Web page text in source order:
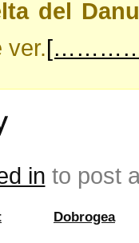
del
ver.
in to post
Dobrogea